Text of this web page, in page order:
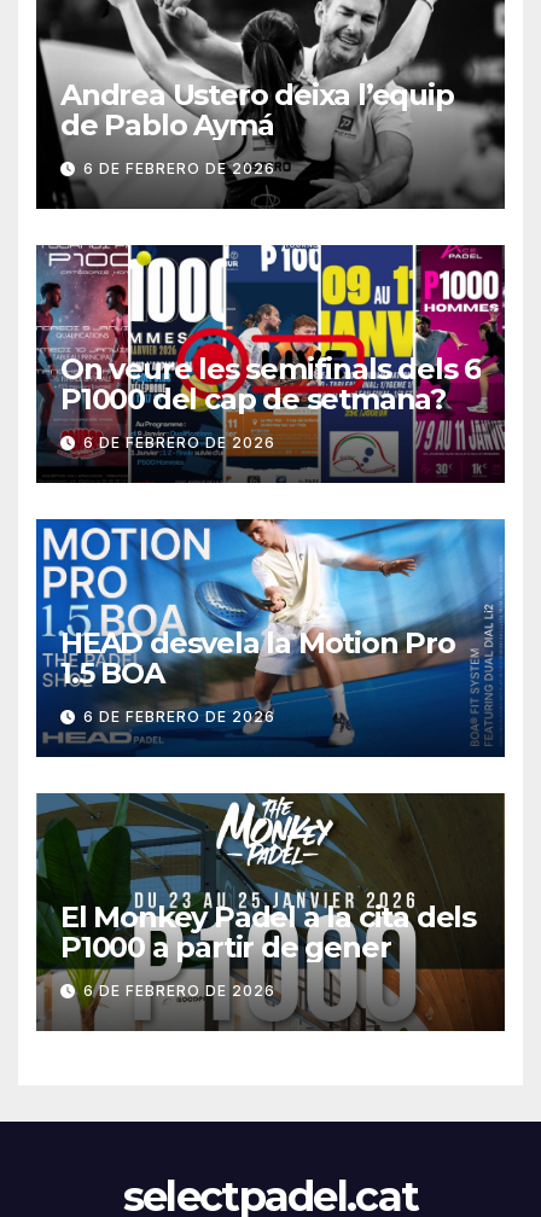
Andrea Ustero deixa l’equip
de Pablo Aymá
6 DE FEBRERO DE 2026
On veure les semifinals dels 6
P1000 del cap de setmana?
6 DE FEBRERO DE 2026
HEAD desvela la Motion Pro
1.5 BOA
6 DE FEBRERO DE 2026
El Monkey Padel a la cita dels
P1000 a partir de gener
6 DE FEBRERO DE 2026
selectpadel.cat